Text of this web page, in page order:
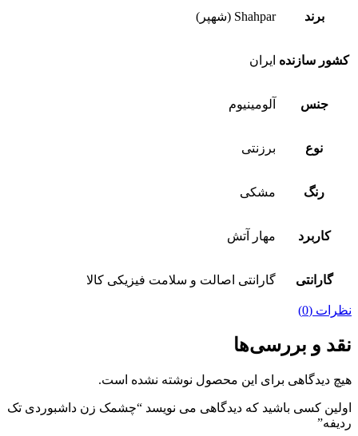
برند Shahpar (شهپر)
کشور سازنده ایران
جنس آلومینیوم
نوع برزنتی
رنگ مشکی
کاربرد مهار آتش
گارانتی گارانتی اصالت و سلامت فیزیکی کالا
نظرات (0)
نقد و بررسی‌ها
هیچ دیدگاهی برای این محصول نوشته نشده است.
اولین کسی باشید که دیدگاهی می نویسد “چشمک زن داشبوردی تک
ردیفه”